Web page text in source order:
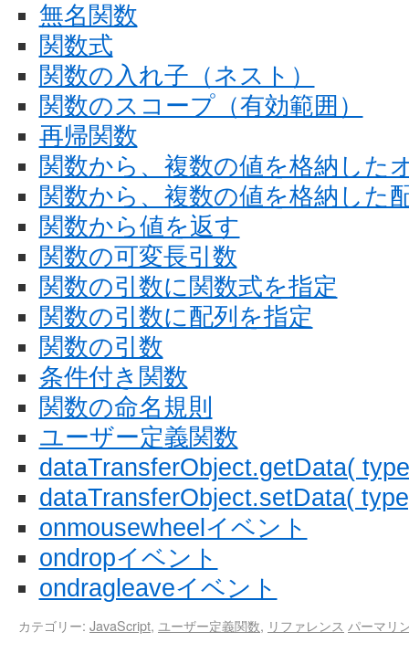
無名関数
関数式
関数の入れ子（ネスト）
関数のスコープ（有効範囲）
再帰関数
関数から、複数の値を格納した
関数から、複数の値を格納した
関数から値を返す
関数の可変長引数
関数の引数に関数式を指定
関数の引数に配列を指定
関数の引数
条件付き関数
関数の命名規則
ユーザー定義関数
dataTransferObject.getData(
dataTransferObject.setData(
onmousewheelイベント
ondropイベント
ondragleaveイベント
カテゴリー: JavaScript, ユーザー定義関数, リファレンス パーマリ